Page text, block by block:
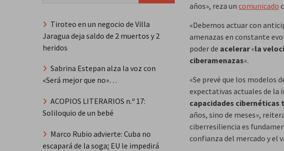
años», reza un comunicado
«Debemos actuar con
amenazas en constante
poder de acelerar«la
ciberamenazas«.
«Se prevé que los modelos
expectativas actuales de la
capacidades
años, sino de meses»,
ciberresiliencia es
confianza del mercado y el
Tiroteo en un negocio de Villa
Jaragua deja saldo de 2 muertos y 2
heridos
Sabrina Estepan alza la voz con
«Será mejor que no»…
ACOPIOS LITERARIOS n.º 17:
Soliloquio de un bebé
Marco Rubio advierte: Cuba no
escapará de la soga; EU le impedirá